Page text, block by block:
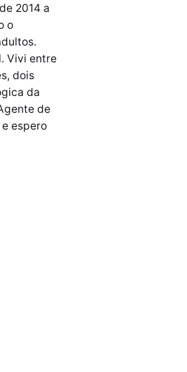
2014 a
o
Vivi entre
dois
da
de
espero